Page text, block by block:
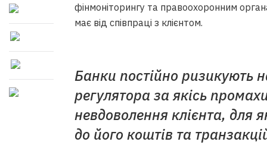
фінмоніторингу та правоохоронним
має від співпраці з клієнтом.
Банки постійно ризикують
регулятора за якісь
невдоволення клієнта, для
до його коштів та